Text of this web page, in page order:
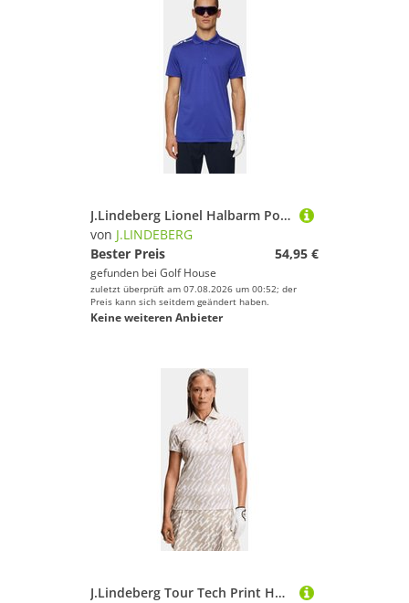
J.Lindeberg Lionel Halbarm Polo royal
von J.LINDEBERG
Bester Preis
54,95 €
gefunden bei Golf House
zuletzt überprüft am 07.08.2026 um 00:52; der
Preis kann sich seitdem geändert haben.
Keine weiteren Anbieter
J.Lindeberg Tour Tech Print Halbarm Polo sand